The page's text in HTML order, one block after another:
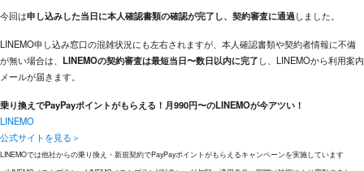
今回は申し込みした当日に本人確認書類の確認が完了し、契約審査に通過しました。
LINEMO申し込み窓口の混雑状況にも左右されますが、本人確認書類や契約者情報に不備
が無い場合は、 LINEMOの契約審査は最短当日〜数日以内に完了し、LINEMOから利用案内
メールが届きます。
乗り換えでPayPayポイントがもらえる！月990円〜のLINEMOが今アツい！
LINEMO
公式サイトを見る＞
LINEMOでは他社からの乗り換え・新規契約でPayPayポイントがもらえるキャンペーンを実施しています